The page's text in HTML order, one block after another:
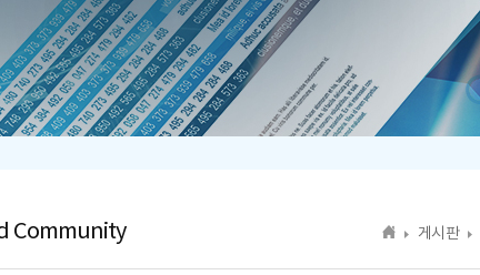
Community 게시판